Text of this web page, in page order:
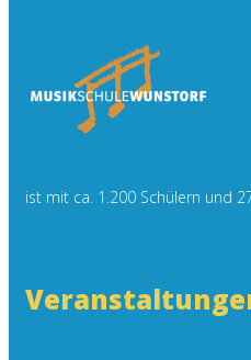
ist mit ca. 1.200 Schülern und